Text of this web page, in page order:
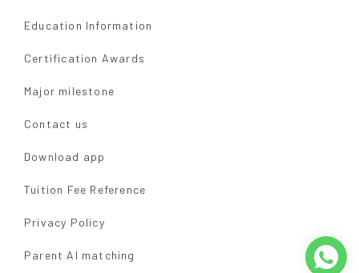
Education Information
Certification Awards
Major milestone
Contact us
Download app
Tuition Fee Reference
Privacy Policy
Parent AI matching